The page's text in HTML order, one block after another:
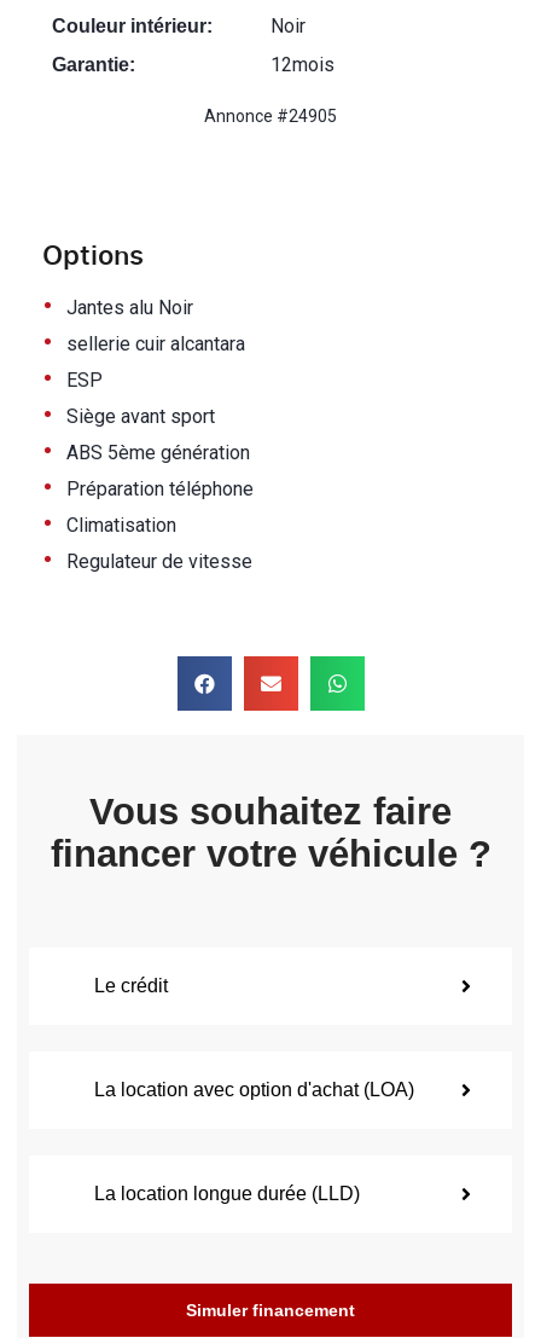
Options
• Jantes alu Noir
• sellerie cuir alcantara
• ESP
• Siège avant sport
• ABS 5ème génération
• Préparation téléphone
• Climatisation
• Regulateur de vitesse
Couleur intérieur: Noir
Garantie: 12mois
Annonce #24905
Vous souhaitez faire
financer votre véhicule ?
Le crédit
La location avec option d'achat (LOA)
La location longue durée (LLD)
Simuler financement